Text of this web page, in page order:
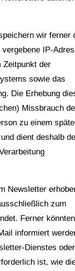
wir ferner
IP-
Zeitpunkt der
sowie das
Die Erhebung
Missbrauch
zu einem
dient deshalb
Newsletter
zum
Ferner könnten
informiert
Dienstes oder
ist, wie